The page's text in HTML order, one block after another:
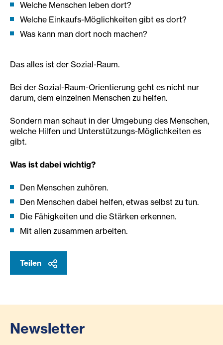
Welche Menschen leben dort?
Welche Einkaufs-Möglichkeiten gibt es dort?
Was kann man dort noch machen?
Das alles ist der Sozial-Raum.
Bei der Sozial-Raum-Orientierung geht es nicht nur
darum, dem einzelnen Menschen zu helfen.
Sondern man schaut in der Umgebung des Menschen,
welche Hilfen und Unterstützungs-Möglichkeiten es
gibt.
Was ist dabei wichtig?
Den Menschen zuhören.
Den Menschen dabei helfen, etwas selbst zu tun.
Die Fähigkeiten und die Stärken erkennen.
Mit allen zusammen arbeiten.
Teilen
Newsletter